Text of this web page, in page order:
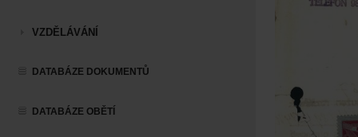
VZDĚLÁVÁNÍ
DATABÁZE DOKUMENTŮ
DATABÁZE OBĚTÍ